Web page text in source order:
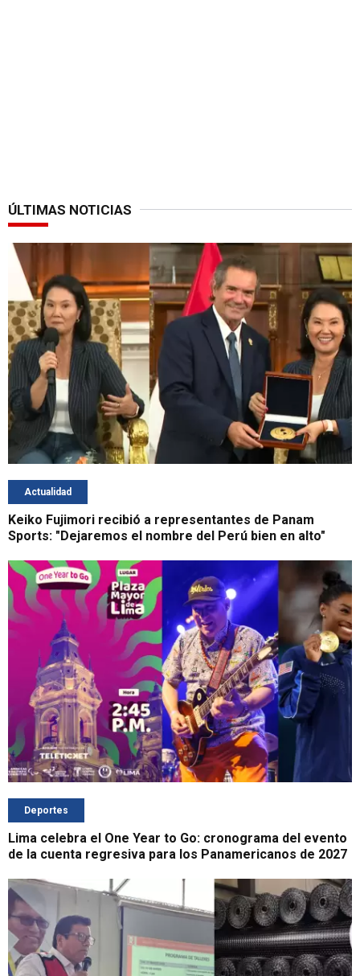
ÚLTIMAS NOTICIAS
Actualidad
Keiko Fujimori recibió a representantes de Panam
Sports: "Dejaremos el nombre del Perú bien en alto"
Deportes
Lima celebra el One Year to Go: cronograma del evento
de la cuenta regresiva para los Panamericanos de 2027